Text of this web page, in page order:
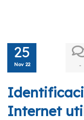
25
Nov 22 -
Internet